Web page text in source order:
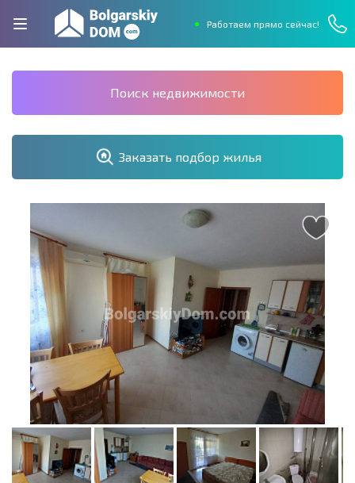
Работаем прямо сейчас!
Поиск недвижимости
Заказать подбор жилья